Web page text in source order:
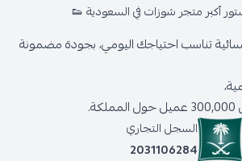
أكبر متجر شوزات في السعودية 👟
تناسب احتياجك اليومي، بجودة مضمونة
السجل التجاري
2031106284